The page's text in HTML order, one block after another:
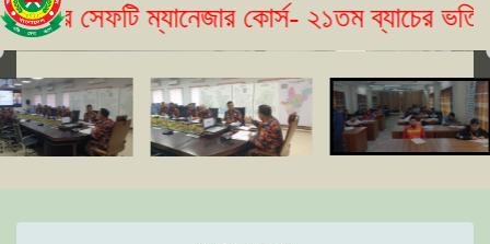
ম্যানেজার কোর্স- ২১তম ব্যাচের ভর্তি